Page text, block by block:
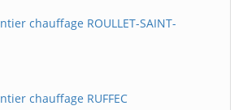
chauffage ROULLET-SAINT-
chauffage RUFFEC